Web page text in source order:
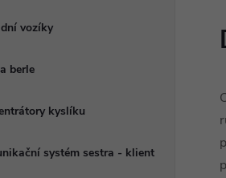
vozíky
berle
kyslíku
systém sestra - klient